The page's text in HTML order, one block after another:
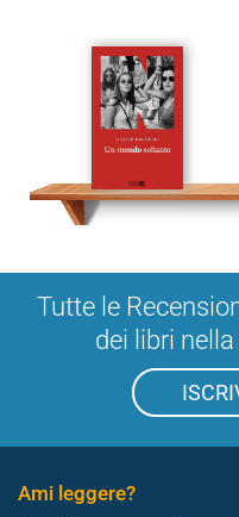
Tutte le
dei libri
Ami leggere?